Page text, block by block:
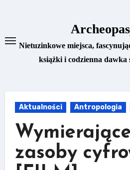
Nietuzinkowe miejsca,
książki i codzienna dawka
Aktualności Antropologia
zasoby